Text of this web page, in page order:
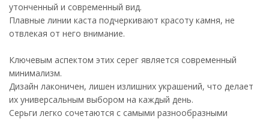
утонченный и современный вид.
Плавные линии каста подчеркивают красоту камня, не
отвлекая от него внимание.
Ключевым аспектом этих серег является современный
минимализм.
Дизайн лаконичен, лишен излишних украшений, что делает
их универсальным выбором на каждый день.
Серьги легко сочетаются с самыми разнообразными